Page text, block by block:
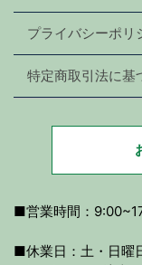
プライバシーポリ
特定商取引法に基
■営業時間：
■休業日：土・日曜